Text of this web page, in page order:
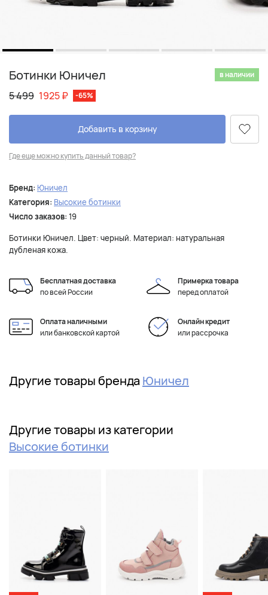
Ботинки Юничел в наличии
5 499 1925₽ -65%
Добавить в корзину
Где еще можно купить данный товар?
Бренд: Юничел
Категория: Высокие ботинки
Число заказов: 19
Ботинки Юничел. Цвет: черный. Материал: натуральная
дубленая кожа.
Бесплатная доставка
по всей России
Примерка товара
перед оплатой
Оплата наличными
или банковской картой
Онлайн кредит
или рассрочка
Другие товары бренда Юничел
Другие товары из категории
Высокие ботинки